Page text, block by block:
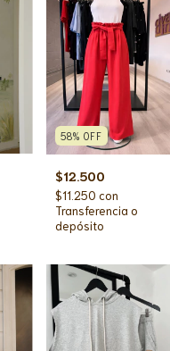
58% OFF
$12.500
$11.250 con
Transferencia o
depósito